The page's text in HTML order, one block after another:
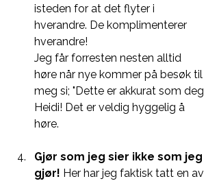
isteden for at det flyter i
hverandre. De komplimenterer
hverandre!
Jeg får forresten nesten alltid
høre når nye kommer på besøk til
meg si; "Dette er akkurat som deg
Heidi! Det er veldig hyggelig å
høre.
Gjør som jeg sier ikke som jeg
gjør! Her har jeg faktisk tatt en av